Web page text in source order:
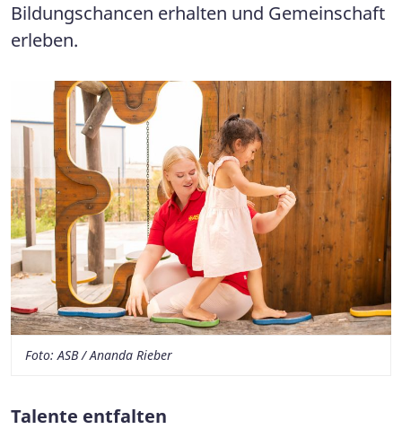
Bildungschancen erhalten und Gemeinschaft
erleben.
Foto: ASB / Ananda Rieber
Talente entfalten